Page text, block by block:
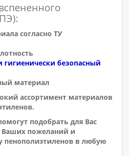
согласно ТУ
гигиенически безопасный
материал
ассортимент материалов
подобрать для Вас
Ваших пожеланий и
пенополиэтиленов в любую